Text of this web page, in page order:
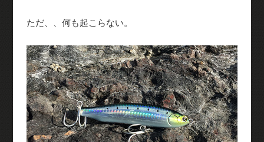
ただ、、何も起こらない。